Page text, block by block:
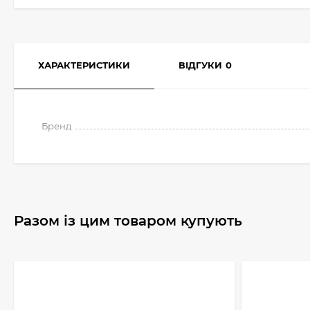
ХАРАКТЕРИСТИКИ ВІДГУКИ 0
Бренд
Разом із цим товаром купують